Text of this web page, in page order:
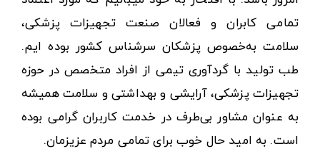
تمامی کابران و فعالان صنعت تجهیزات پزشکی،
سلامت به‌خصوص پزشکان سرشناس کشور بوده ایم.
طب تولید با گردآوری تیمی از افراد متخصص در حوزه
تجهیزات پزشکی، آرایشی و بهداشتی و سلامت همیشه
به عنوان مشاور بی‌طرف در خدمت کاربران گرامی بوده
است. به امید حال خوب برای تمامی مردم عزیزمان.